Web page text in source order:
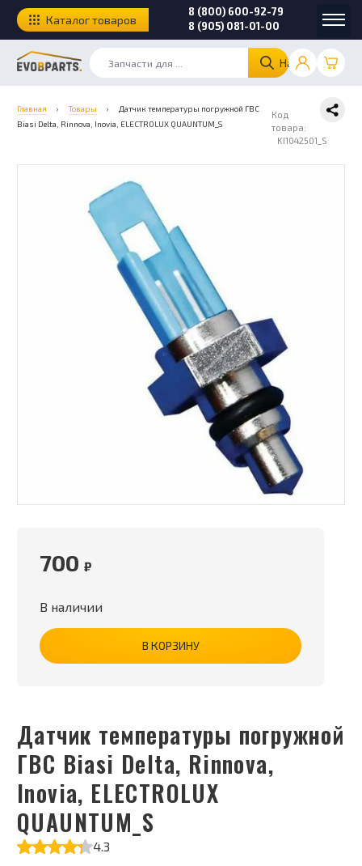
Найти
8 (800) 600-92-79
8 (905) 081-01-00
Каталог товаров
Главная › Товары ›
Датчик температуры погружной ГВС
Biasi Delta, Rinnova, Inovia, ELECTROLUX QUAUNTUM_S
Код
товара:
KI1042501_S
Датчик температуры погружной
ГВС Biasi Delta, Rinnova,
Inovia, ELECTROLUX
QUAUNTUM_S
4.3
700 ₽
В наличии
В КОРЗИНУ